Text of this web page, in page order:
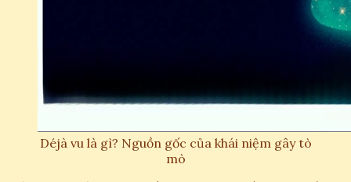
Déjà vu là gì? Nguồn gốc của khái niệm gây tò
mò